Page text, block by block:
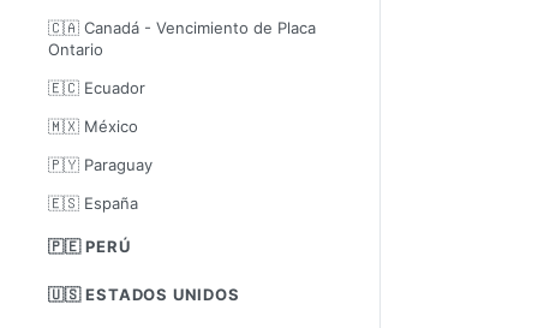
🇨🇦 Canadá - Vencimiento de Placa
Ontario
🇪🇨 Ecuador
🇲🇽 México
🇵🇾 Paraguay
🇪🇸 España
🇵🇪 PERÚ
🇺🇸 ESTADOS UNIDOS